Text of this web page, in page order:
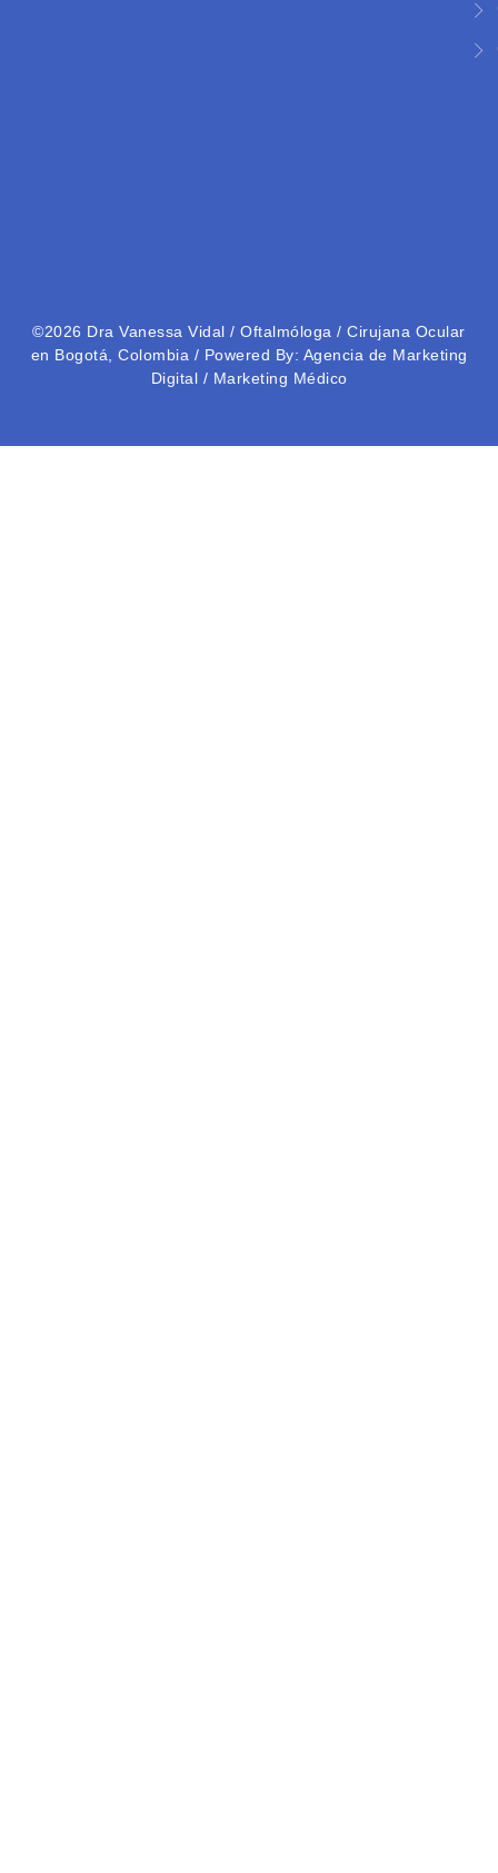
©2026 Dra Vanessa Vidal / Oftalmóloga / Cirujana Ocular
en Bogotá, Colombia / Powered By: Agencia de Marketing
Digital / Marketing Médico